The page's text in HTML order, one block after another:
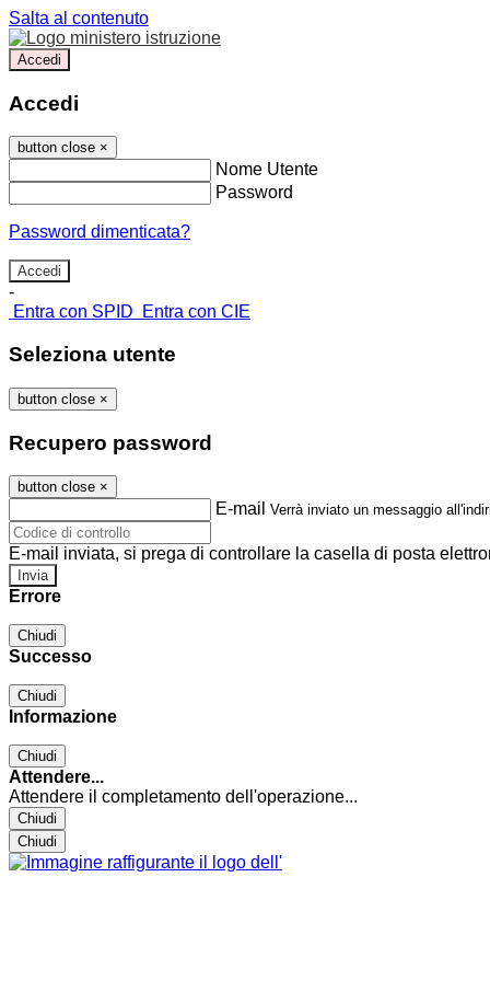
Salta al contenuto
Accedi
Accedi
button close ×
Nome Utente
Password
Password dimenticata?
-
Entra con SPID
Entra con CIE
Seleziona utente
button close ×
Recupero password
button close ×
E-mail Verrà inviato un messaggio
E-mail inviata, si prega di controllare la casella di posta
Errore
Chiudi
Successo
Chiudi
Informazione
Chiudi
Attendere...
Attendere il completamento dell'operazione...
Chiudi
Chiudi